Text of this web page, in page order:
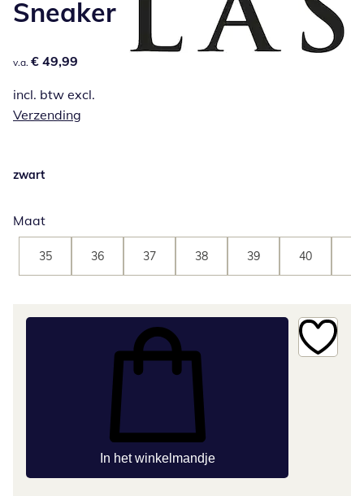
Sneaker
€ 49,99
v.a. € 49,99
incl. btw excl.
Verzending
zwart
Maat
35 36 37 38 39 40
In het winkelmandje